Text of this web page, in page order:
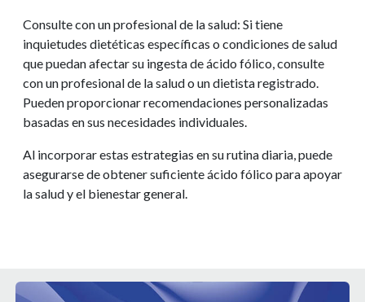
Consulte con un profesional de la salud: Si tiene
inquietudes dietéticas específicas o condiciones de salud
que puedan afectar su ingesta de ácido fólico, consulte
con un profesional de la salud o un dietista registrado.
Pueden proporcionar recomendaciones personalizadas
basadas en sus necesidades individuales.
Al incorporar estas estrategias en su rutina diaria, puede
asegurarse de obtener suficiente ácido fólico para apoyar
la salud y el bienestar general.